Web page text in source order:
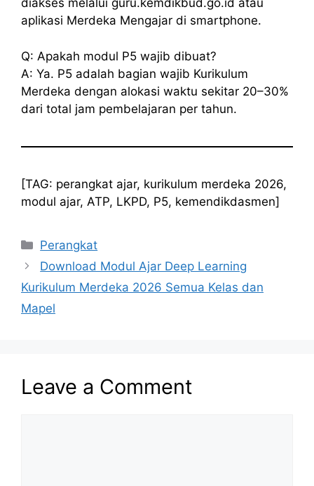
diakses melalui guru.kemdikbud.go.id atau
aplikasi Merdeka Mengajar di smartphone.
Q: Apakah modul P5 wajib dibuat?
A: Ya. P5 adalah bagian wajib Kurikulum
Merdeka dengan alokasi waktu sekitar 20–30%
dari total jam pembelajaran per tahun.
[TAG: perangkat ajar, kurikulum merdeka 2026,
modul ajar, ATP, LKPD, P5, kemendikdasmen]
Categories
Perangkat
Download Modul Ajar Deep Learning
Kurikulum Merdeka 2026 Semua Kelas dan
Mapel
Leave a Comment